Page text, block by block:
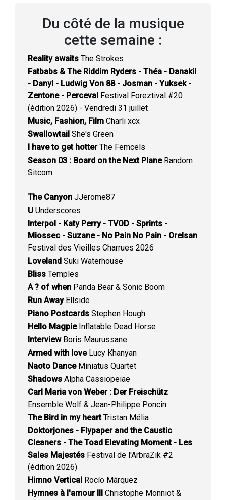
Du côté de la musique
cette semaine :
Reality awaits The Strokes
Fatbabs & The Riddim Ryders - Théa - Danakil
- Danyl - Ludwig Von 88 - Josman - Yuksek -
Zentone - Perceval Festival Foreztival #20
(édition 2026) - Vendredi 31 juillet
Music, Fashion, Film Charli xcx
Swallowtail She's Green
I have to get hotterThe Femcels
Season 03 : Board on the Next PlaneRandom
Sitcom
The Canyon JJerome87
U Underscores
Interpol - Katy Perry - TVOD - Sprints -
Miossec - Suzane - No Pain No Pain - Orelsan
Festival des Vieilles Charrues 2026
Loveland Suki Waterhouse
Bliss Temples
A ? of when Panda Bear & Sonic Boom
Run AwayEllside
Piano Postcards Stephen Hough
Hello MagpieInflatable Dead Horse
InterviewBoris Maurussane
Armed with loveLucy Khanyan
Naoto DanceMiniatus Quartet
Shadows Alpha Cassiopeiae
Carl Maria von Weber : Der Freischütz
Ensemble Wolf & Jean-Philippe Poncin
The Bird in my heartTristan Mélia
Doktorjones - Flypaper and the Caustic
Cleaners - The Toad Elevating Moment - Les
Sales Majestés Festival de l'ArbraZik #2
(édition 2026)
Himno Vertical Rocío Márquez
Hymnes à l'amour III Christophe Monniot &